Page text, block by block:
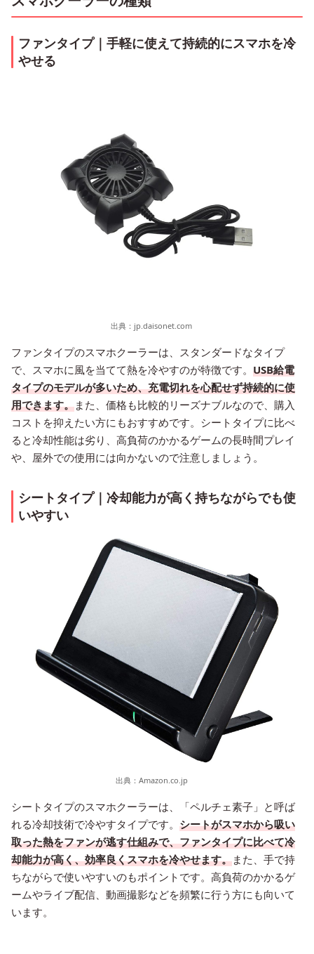
ファンタイプ｜手軽に使えて持続的にスマホを冷
やせる
出典： jp.daisonet.com
ファンタイプのスマホクーラーは、スタンダードなタイプ
で、スマホに風を当てて熱を冷やすのが特徴です。 USB給電
タイプのモデルが多いため、充電切れを心配せず持続的に使
用できます。また、価格も比較的リーズナブルなので、購入
コストを抑えたい方にもおすすめです。シートタイプに比べ
ると冷却性能は劣り、高負荷のかかるゲームの長時間プレイ
や、屋外での使用には向かないので注意しましょう。
シートタイプ｜冷却能力が高く持ちながらでも使
いやすい
出典： Amazon.co.jp
シートタイプのスマホクーラーは、「ペルチェ素子」と呼ば
れる冷却技術で冷やすタイプです。 シートがスマホから吸い
取った熱をファンが逃す仕組みで、ファンタイプに比べて冷
却能力が高く、効率良くスマホを冷やせます。また、手で持
ちながらで使いやすいのもポイントです。高負荷のかかるゲ
ームやライブ配信、動画撮影などを頻繁に行う方にも向いて
います。